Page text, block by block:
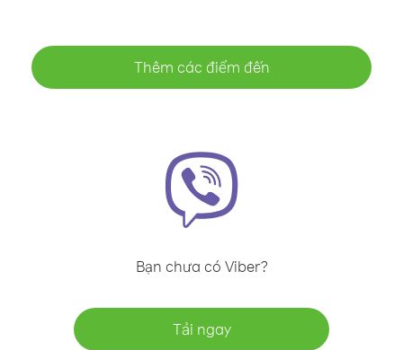
Thêm các điểm đến
Bạn chưa có Viber?
Tải ngay